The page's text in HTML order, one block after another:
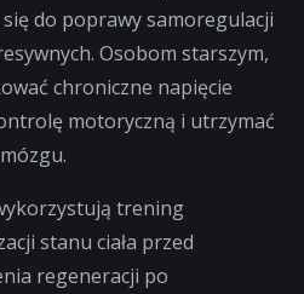
do poprawy samoregulacji
Osobom starszym,
chroniczne napięcie
motoryczną i utrzymać
trening
stanu ciała przed
regeneracji po